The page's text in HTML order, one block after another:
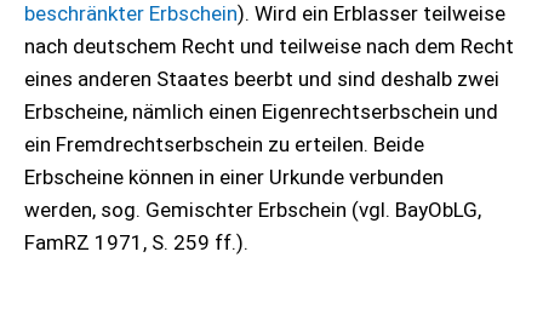
beschränkter Erbschein). Wird ein Erblasser teilweise
nach deutschem Recht und teilweise nach dem Recht
eines anderen Staates beerbt und sind deshalb zwei
Erbscheine, nämlich einen Eigenrechtserbschein und
ein Fremdrechtserbschein zu erteilen. Beide
Erbscheine können in einer Urkunde verbunden
werden, sog. Gemischter Erbschein (vgl. BayObLG,
FamRZ 1971, S. 259 ff.).